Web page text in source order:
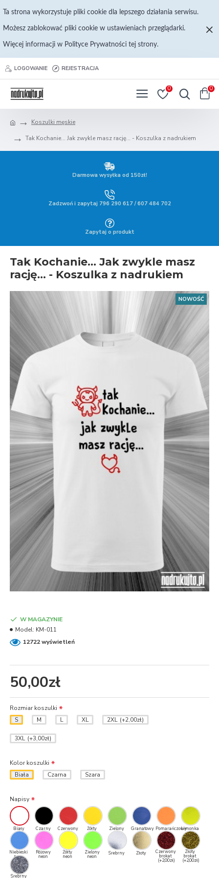
Ta strona wykorzystuje pliki cookie dla lepszego działania serwisu.
Możesz zablokować pliki cookie w ustawieniach przeglądarki.
Więcej informacji w Polityce Prywatności tej strony.
LOGOWANIE REJESTRACJA
0 0
Koszulki męskie
Tak Kochanie... Jak zwykle masz rację... - Koszulka z nadrukiem
Darmowa wysyłka od 150zł!
Zadzwoń i zapytaj 796 290 617 / 607 484 702
Zapytaj o produkt
Tak Kochanie... Jak zwykle masz
rację... - Koszulka z nadrukiem
NOWOŚĆ
50,00zł
W MAGAZYNIE
Model: KM-011
12722 wyświetleń
Rozmiar koszulki
S
M L XL 2XL (+2,00zł)
3XL (+3,00zł)
Kolor koszulki
Biała
Czarna Szara
Napisy
Biały Czarny Czerwony Żółty Zielony Granatowy PomarańczowyLimonka
Niebieski
neon
Różowy
neon
Żółty
neon
Zielony
neon
Srebrny Złoty Czerwony
brokat
(+2,00zł)
Złoty
brokat
(+2,00zł)
Srebrny